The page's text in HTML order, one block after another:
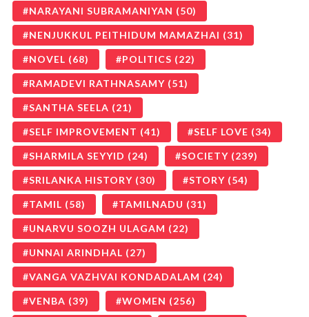
NARAYANI SUBRAMANIYAN (50)
NENJUKKUL PEITHIDUM MAMAZHAI (31)
NOVEL (68) POLITICS (22)
RAMADEVI RATHNASAMY (51)
SANTHA SEELA (21)
SELF IMPROVEMENT (41) SELF LOVE (34)
SHARMILA SEYYID (24) SOCIETY (239)
SRILANKA HISTORY (30) STORY (54)
TAMIL (58) TAMILNADU (31)
UNARVU SOOZH ULAGAM (22)
UNNAI ARINDHAL (27)
VANGA VAZHVAI KONDADALAM (24)
VENBA (39) WOMEN (256)